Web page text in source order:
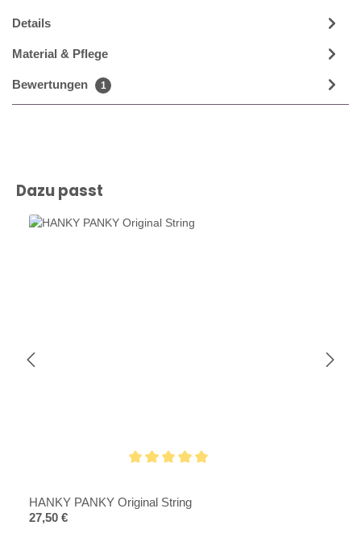
Details
Material & Pflege
Bewertungen 1
Produktgalerie überspringen
Dazu passt
HANKY PANKY Original String
Regulärer Preis:
27,50 €